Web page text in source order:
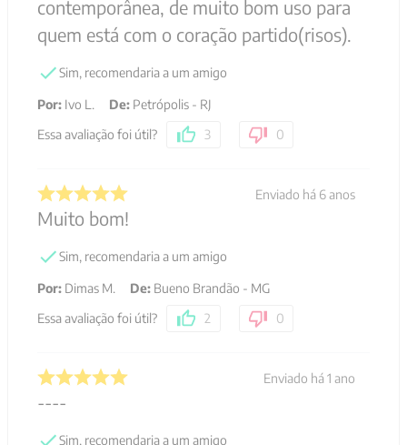
contemporânea, de muito bom uso para
quem está com o coração partido(risos).
Sim, recomendaria a um amigo
Por: Ivo L. De: Petrópolis - RJ
Essa avaliação foi útil?
3 0
Enviado há 6 anos
Muito bom!
Sim, recomendaria a um amigo
Por: Dimas M. De: Bueno Brandão - MG
Essa avaliação foi útil?
2 0
Enviado há 1 ano
----
Sim, recomendaria a um amigo